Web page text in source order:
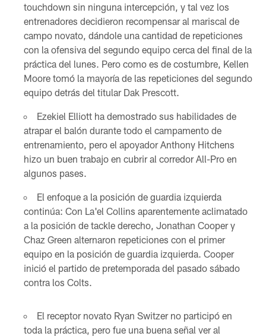
touchdown sin ninguna intercepción, y tal vez los
entrenadores decidieron recompensar al mariscal de
campo novato, dándole una cantidad de repeticiones
con la ofensiva del segundo equipo cerca del final de la
práctica del lunes. Pero como es de costumbre, Kellen
Moore tomó la mayoría de las repeticiones del segundo
equipo detrás del titular Dak Prescott.
Ezekiel Elliott ha demostrado sus habilidades de
atrapar el balón durante todo el campamento de
entrenamiento, pero el apoyador Anthony Hitchens
hizo un buen trabajo en cubrir al corredor All-Pro en
algunos pases.
El enfoque a la posición de guardia izquierda
continúa: Con La'el Collins aparentemente aclimatado
a la posición de tackle derecho, Jonathan Cooper y
Chaz Green alternaron repeticiones con el primer
equipo en la posición de guardia izquierda. Cooper
inició el partido de pretemporada del pasado sábado
contra los Colts.
El receptor novato Ryan Switzer no participó en
toda la práctica, pero fue una buena señal ver al